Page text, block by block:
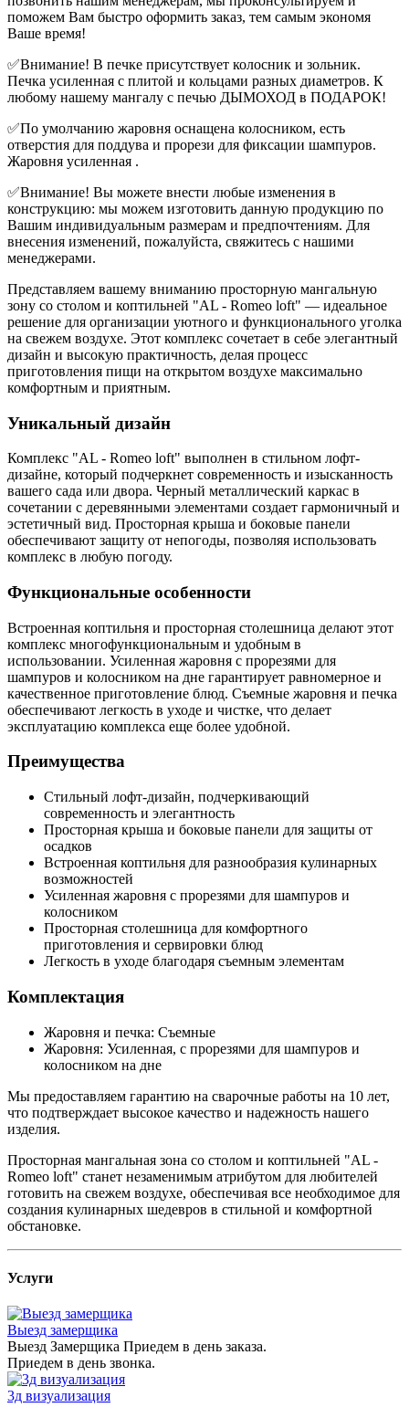
поможем Вам быстро оформить заказ, тем самым экономя
Ваше время!
✅Внимание! В печке присутствует колосник и зольник.
Печка усиленная с плитой и кольцами разных диаметров. К
любому нашему мангалу с печью ДЫМОХОД в ПОДАРОК!
✅По умолчанию жаровня оснащена колосником, есть
отверстия для поддува и прорези для фиксации шампуров.
Жаровня усиленная .
✅Внимание! Вы можете внести любые изменения в
конструкцию: мы можем изготовить данную продукцию по
Вашим индивидуальным размерам и предпочтениям. Для
внесения изменений, пожалуйста, свяжитесь с нашими
менеджерами.
Представляем вашему вниманию просторную мангальную
зону со столом и коптильней "AL - Romeo loft" — идеальное
решение для организации уютного и функционального уголка
на свежем воздухе. Этот комплекс сочетает в себе элегантный
дизайн и высокую практичность, делая процесс
приготовления пищи на открытом воздухе максимально
комфортным и приятным.
Уникальный дизайн
Комплекс "AL - Romeo loft" выполнен в стильном лофт-
дизайне, который подчеркнет современность и изысканность
вашего сада или двора. Черный металлический каркас в
сочетании с деревянными элементами создает гармоничный и
эстетичный вид. Просторная крыша и боковые панели
обеспечивают защиту от непогоды, позволяя использовать
комплекс в любую погоду.
Функциональные особенности
Встроенная коптильня и просторная столешница делают этот
комплекс многофункциональным и удобным в
использовании. Усиленная жаровня с прорезями для
шампуров и колосником на дне гарантирует равномерное и
качественное приготовление блюд. Съемные жаровня и печка
обеспечивают легкость в уходе и чистке, что делает
эксплуатацию комплекса еще более удобной.
Преимущества
Стильный лофт-дизайн, подчеркивающий
современность и элегантность
Просторная крыша и боковые панели для защиты от
осадков
Встроенная коптильня для разнообразия кулинарных
возможностей
Усиленная жаровня с прорезями для шампуров и
колосником
Просторная столешница для комфортного
приготовления и сервировки блюд
Легкость в уходе благодаря съемным элементам
Комплектация
Жаровня и печка: Съемные
Жаровня: Усиленная, с прорезями для шампуров и
колосником на дне
Мы предоставляем гарантию на сварочные работы на 10 лет,
что подтверждает высокое качество и надежность нашего
изделия.
Просторная мангальная зона со столом и коптильней "AL -
Romeo loft" станет незаменимым атрибутом для любителей
готовить на свежем воздухе, обеспечивая все необходимое для
создания кулинарных шедевров в стильной и комфортной
обстановке.
Услуги
Выезд замерщика
Выезд Замерщика Приедем в день заказа.
Приедем в день звонка.
3д визуализация